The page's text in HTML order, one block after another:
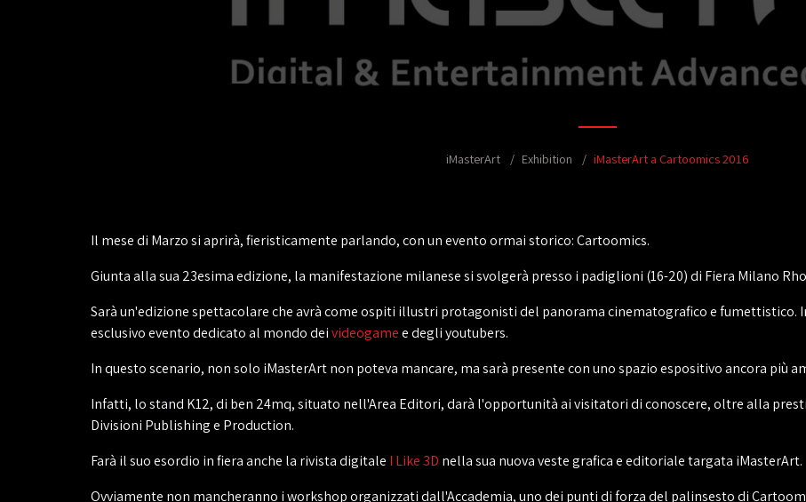
iMasterArt Exhibition iMasterArt a Cartoomics 2016
Il mese di Marzo si aprirà, fieristicamente parlando, con un evento ormai storico: Cartoomics.
Giunta alla sua 23esima edizione, la manifestazione milanese si svolgerà presso i padiglioni (16-20) di Fiera Milano Rho
Sarà un'edizione spettacolare che avrà come ospiti illustri protagonisti del panorama cinematografico e fumettistico.
esclusivo evento dedicato al mondo deivideogamee degli youtubers.
In questo scenario, non solo iMasterArt non poteva mancare, ma sarà presente con uno spazio espositivo ancora più
Infatti, lo stand K12, di ben 24mq, situato nell'Area Editori, darà l'opportunità ai visitatori di conoscere, oltre alla
Divisioni Publishing e Production.
Farà il suo esordio in fiera anche la rivista digitale I Like 3D nella sua nuova veste grafica e editoriale targata iMasterArt.
Ovviamente non mancheranno i workshop organizzati dall'Accademia, uno dei punti di forza del palinsesto di